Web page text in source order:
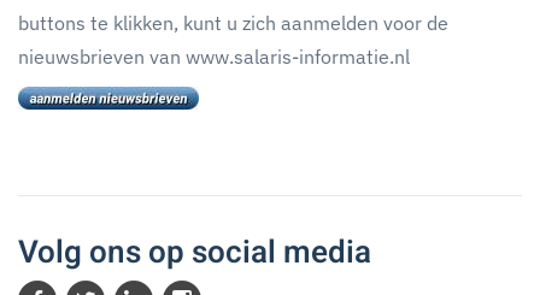
buttons te klikken, kunt u zich aanmelden voor de
nieuwsbrieven van www.salaris-informatie.nl
Volg ons op social media